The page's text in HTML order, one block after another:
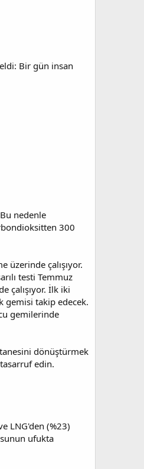
Bir gün insan
nedenle
300
üzerinde çalışıyor.
testi Temmuz
çalışıyor. İlk iki
gemisi takip edecek.
gemilerinde
dönüştürmek
edin.
LNG'den (%23)
ufukta